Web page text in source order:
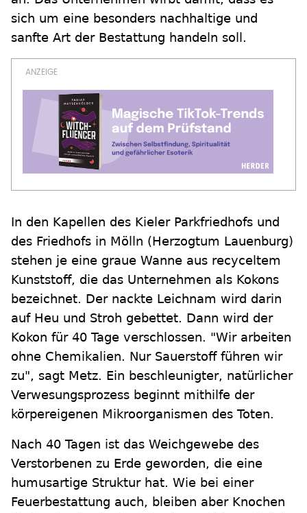
sich um eine besonders nachhaltige und
sanfte Art der Bestattung handeln soll.
In den Kapellen des Kieler Parkfriedhofs und
des Friedhofs in Mölln (Herzogtum Lauenburg)
stehen je eine graue Wanne aus recyceltem
Kunststoff, die das Unternehmen als Kokons
bezeichnet. Der nackte Leichnam wird darin
auf Heu und Stroh gebettet. Dann wird der
Kokon für 40 Tage verschlossen. "Wir arbeiten
ohne Chemikalien. Nur Sauerstoff führen wir
zu", sagt Metz. Ein beschleunigter, natürlicher
Verwesungsprozess beginnt mithilfe der
körpereigenen Mikroorganismen des Toten.
Nach 40 Tagen ist das Weichgewebe des
Verstorbenen zu Erde geworden, die eine
humusartige Struktur hat. Wie bei einer
Feuerbestattung auch, bleiben aber Knochen